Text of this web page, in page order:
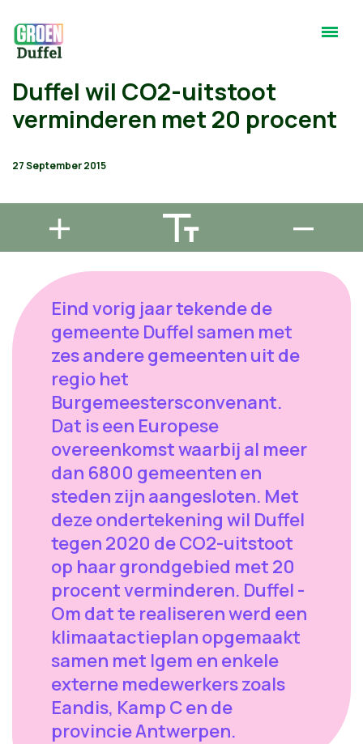
Duffel wil CO2-uitstoot
verminderen met 20 procent
27 September 2015
Eind vorig jaar tekende de
gemeente Duffel samen met
zes andere gemeenten uit de
regio het
Burgemeestersconvenant.
Dat is een Europese
overeenkomst waarbij al meer
dan 6800 gemeenten en
steden zijn aangesloten. Met
deze ondertekening wil Duffel
tegen 2020 de CO2-uitstoot
op haar grondgebied met 20
procent verminderen. Duffel -
Om dat te realiseren werd een
klimaatactieplan opgemaakt
samen met Igem en enkele
externe medewerkers zoals
Eandis, Kamp C en de
provincie Antwerpen.